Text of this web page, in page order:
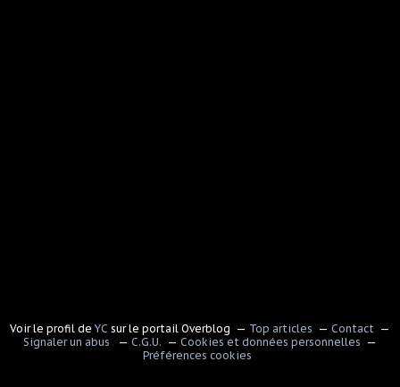
Voir le profil de YC sur le portail Overblog Top articles
Contact
Signaler un abus
C.G.U.
Cookies et données personnelles
Préférences cookies